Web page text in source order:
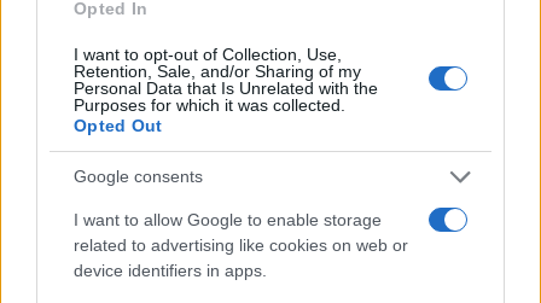
Opted In
I want to opt-out of Collection, Use,
Retention, Sale, and/or Sharing of my
Personal Data that Is Unrelated with the
Purposes for which it was collected.
Opted Out
Google consents
I want to allow Google to enable storage
related to advertising like cookies on web or
device identifiers in apps.